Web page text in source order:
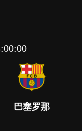
巴塞罗那